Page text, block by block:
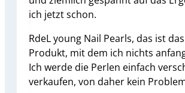
ich jetzt schon.
RdeL young Nail Pearls, das ist
Produkt, mit dem ich nichts
Ich werde die Perlen einfach
verkaufen, von daher kein